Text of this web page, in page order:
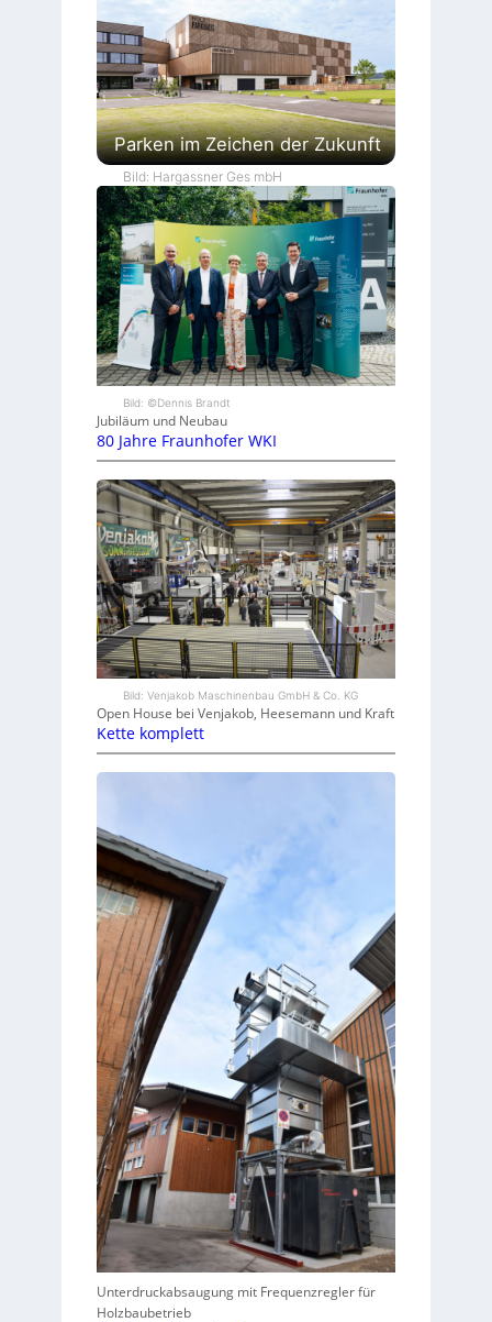
Parken im Zeichen der Zukunft
Bild: Hargassner Ges mbH
Bild: ©Dennis Brandt
Jubiläum und Neubau
80 Jahre Fraunhofer WKI
Bild: Venjakob Maschinenbau GmbH & Co. KG
Open House bei Venjakob, Heesemann und Kraft
Kette komplett
Unterdruckabsaugung mit Frequenzregler für
Holzbaubetrieb